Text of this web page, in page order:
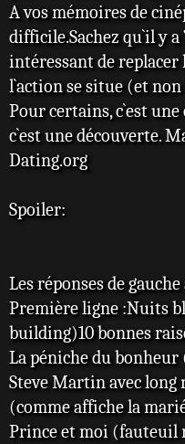
A vos mémoires de
difficile.Sachez qu`il y
intéressant de replacer
l`action se situe (et
Pour certains, c`est
c`est une découverte.
Dating.org
Spoiler:
Les réponses de
Première ligne :Nuits
building)10 bonnes
La péniche du
Steve Martin avec long
(comme affiche la
Prince et moi (fauteuil